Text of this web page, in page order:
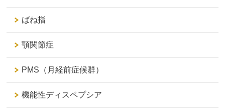
ばね指
顎関節症
PMS（月経前症候群）
機能性ディスペプシア